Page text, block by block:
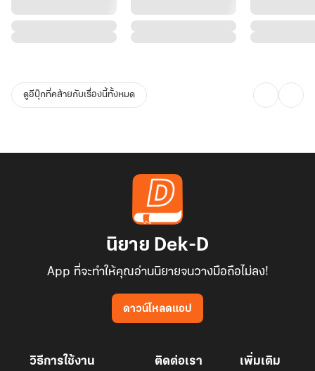
ดูอีบุ๊กที่คล้ายกับเรื่องนี้ทั้งหมด
นิยาย Dek-D
App ที่จะทำให้คุณอ่านนิยายจนวางมือถือไม่ลง!
ดาวน์โหลดแอป
วิธีการใช้งาน ติดต่อเรา เพิ่มเติม